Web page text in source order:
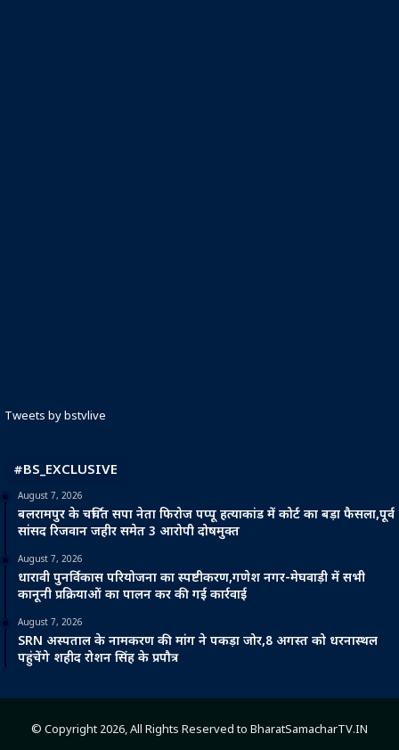
Tweets by bstvlive
#BS_EXCLUSIVE
August 7, 2026
बलरामपुर के चर्चित सपा नेता फिरोज पप्पू हत्याकांड में कोर्ट का बड़ा फैसला,पूर्व
सांसद रिजवान जहीर समेत 3 आरोपी दोषमुक्त
August 7, 2026
धारावी पुनर्विकास परियोजना का स्पष्टीकरण,गणेश नगर-मेघवाड़ी में सभी
कानूनी प्रक्रियाओं का पालन कर की गई कार्रवाई
August 7, 2026
SRN अस्पताल के नामकरण की मांग ने पकड़ा जोर,8 अगस्त को धरनास्थल
पहुंचेंगे शहीद रोशन सिंह के प्रपौत्र
© Copyright 2026, All Rights Reserved to BharatSamacharTV.IN